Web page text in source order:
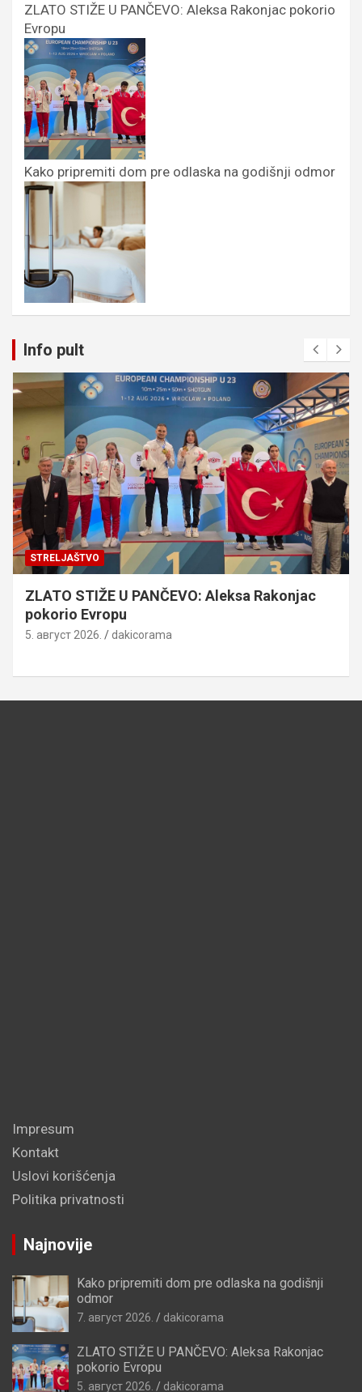
ZLATO STIŽE U PANČEVO: Aleksa Rakonjac pokorio
Evropu
Kako pripremiti dom pre odlaska na godišnji odmor
Info pult
STRELJAŠTVO
ZLATO STIŽE U PANČEVO: Aleksa Rakonjac
pokorio Evropu
5. август 2026. dakicorama
Impresum
Kontakt
Uslovi korišćenja
Politika privatnosti
Najnovije
Kako pripremiti dom pre odlaska na godišnji
odmor
7. август 2026. dakicorama
ZLATO STIŽE U PANČEVO: Aleksa Rakonjac
pokorio Evropu
5. август 2026. dakicorama